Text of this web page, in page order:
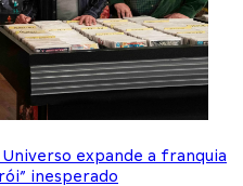
expande a franquia
inesperado